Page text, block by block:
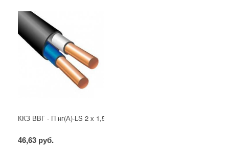
ККЗ ВВГ - П нг(А)-LS 2 х 1,5 ГОСТ
46,63 руб.